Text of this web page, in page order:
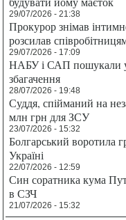
29/07/2026 - 21:38
Прокурор знімав
розсилав
29/07/2026 - 17:09
НАБУ і САП пошукали у
збагачення
28/07/2026 - 19:48
Суддя, спійманий на
млн грн для ЗСУ
23/07/2026 - 15:32
Болгарський воротила
Україні
22/07/2026 - 12:59
Син соратника кума
в СЗЧ
21/07/2026 - 15:32